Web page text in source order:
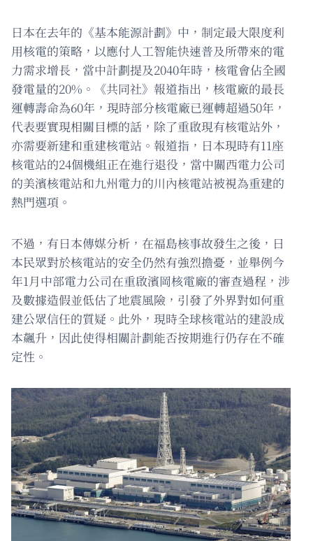
日本在去年的《基本能源計劃》中，制定最大限度利
用核電的策略，以應付人工智能快速普及所帶來的電
力需求增長，當中計劃提及2040年時，核電會佔全國
發電量的20%。《共同社》報道指出，核電廠的最長
運轉壽命為60年，現時部分核電廠已運轉超過50年，
代表要實現相關目標的話，除了重啟現有核電站外，
亦需要新建和重建核電站。報道指，日本現時有11座
核電站的24個機組正在進行退役，當中關西電力公司
的美濱核電站和九州電力的川內核電站被視為重建的
熱門選項。
不過，有日本傳媒分析，在福島核事故發生之後，日
本民眾對於核電站的安全仍然有強烈擔憂，並舉例今
年1月中部電力公司在重啟濱岡核電廠的審查過程，涉
及數據造假並低估了地震風險，引發了外界對如何重
建公眾信任的質疑。此外，現時全球核電站的建設成
本飆升，因此使得相關計劃能否按期進行仍存在不確
定性。